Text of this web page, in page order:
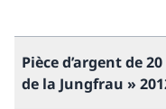
Pièce d’argent de
de la Jungfrau »